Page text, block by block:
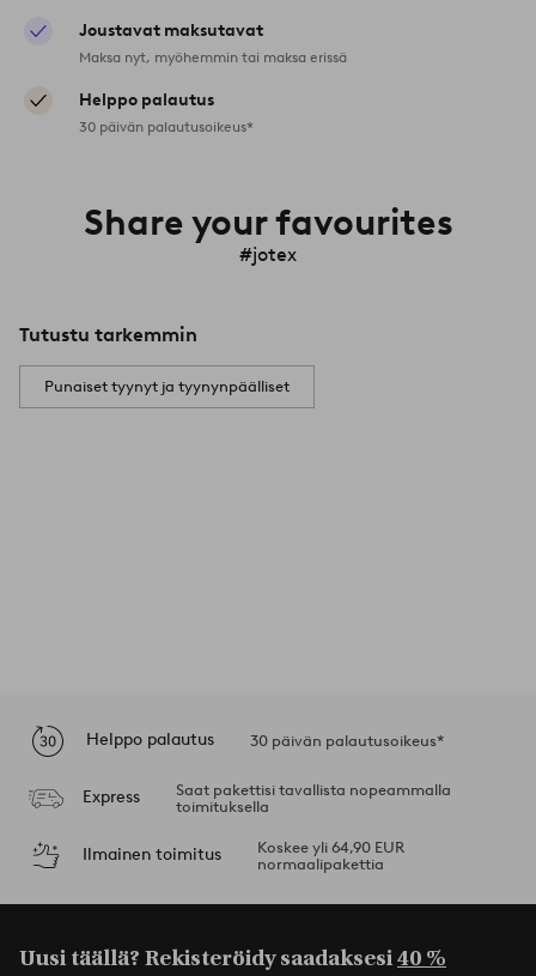
Joustavat maksutavat
Maksa nyt, myöhemmin tai maksa erissä
Helppo palautus
30 päivän palautusoikeus*
Share your favourites
#jotex
Tutustu tarkemmin
Punaiset tyynyt ja tyynynpäälliset
Helppo palautus 30 päivän palautusoikeus*
Express
Saat pakettisi tavallista nopeammalla
toimituksella
Ilmainen toimitus
Koskee yli 64,90 EUR
normaalipakettia
Uusi täällä? Rekisteröidy saadaksesi40 %